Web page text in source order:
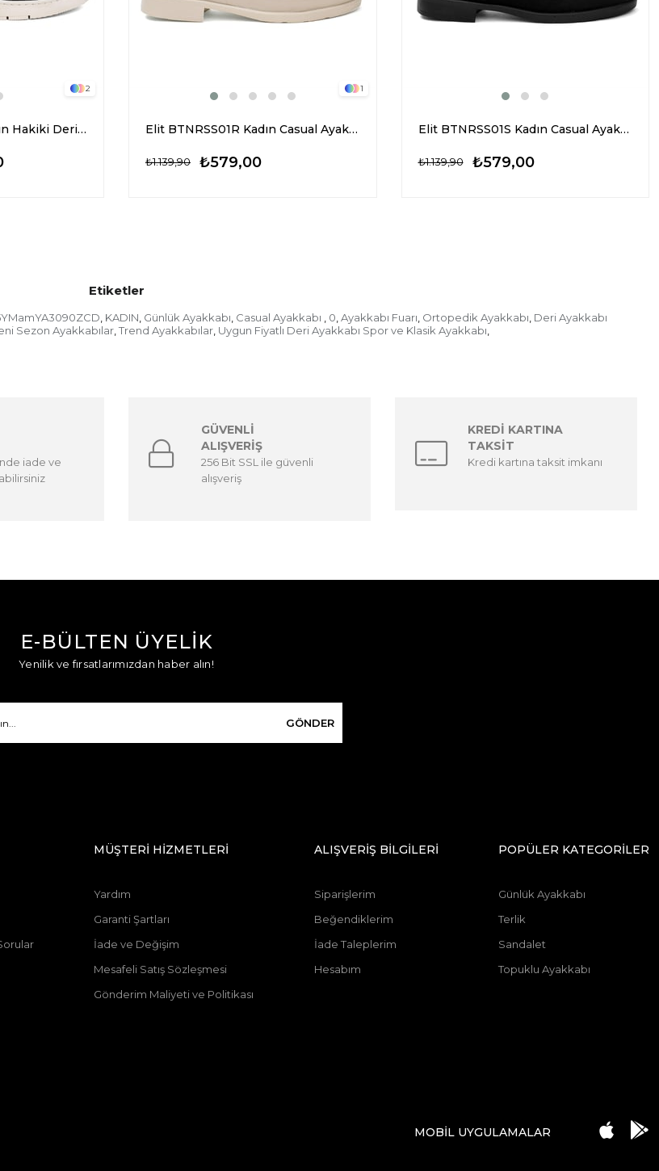
2
Elit KN035 Z8451 Kadın Hakiki Deri Casual Ayakkabı Siyah
1
Elit BTNRSS01R Kadın Casual Ayakkabı Bej
₺579,00
₺1.139,90
Elit BTNRSS01S Kadın Casual Ayakkabı Siyah
₺579,00
₺1.139,90
Etiketler
, KADIN, Günlük Ayakkabı, Casual Ayakkabı , 0, Ayakkabı Fuarı, Ortopedik Ayakkabı, Deri Ayakkabı
Sezon Ayakkabılar, Trend Ayakkabılar, Uygun Fiyatlı Deri Ayakkabı Spor ve Klasik Ayakkabı,
iade ve
GÜVENLİ
ALIŞVERİŞ
256 Bit SSL ile güvenli
alışveriş
KREDİ KARTINA
TAKSİT
Kredi kartına taksit imkanı
E-BÜLTEN ÜYELİK
Yenilik ve fırsatlarımızdan haber alın!
GÖNDER
MÜŞTERİ HİZMETLERİ
Yardım
Garanti Şartları
İade ve Değişim
Mesafeli Satış Sözleşmesi
Gönderim Maliyeti ve Politikası
ALIŞVERİŞ BİLGİLERİ
Siparişlerim
Beğendiklerim
İade Taleplerim
Hesabım
POPÜLER KATEGORİLER
Günlük Ayakkabı
Terlik
Sandalet
Topuklu Ayakkabı
MOBİL UYGULAMALAR